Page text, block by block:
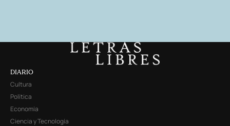
DIARIO
Cultura
Política
Economía
Ciencia y Tecnología